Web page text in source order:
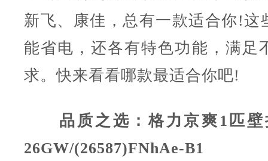
新飞、康佳，总有一款适合你!这
能省电，还各有特色功能，满足
求。快来看看哪款最适合你吧!
品质之选：格力京爽1匹壁
26GW/(26587)FNhAe-B1